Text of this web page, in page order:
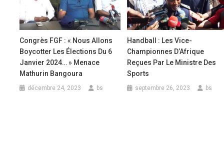
Congrès FGF : « Nous Allons
Boycotter Les Élections Du 6
Janvier 2024… » Menace
Mathurin Bangoura
décembre 24, 2023 bs
Handball : Les Vice-
Championnes D’Afrique
Reçues Par Le Ministre Des
Sports
septembre 26, 2023 bs